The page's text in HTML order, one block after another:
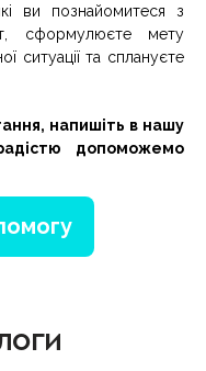
ви познайомитеся з
сформулюєте мету
ситуації та сплануєте
напишіть в нашу
допоможемо